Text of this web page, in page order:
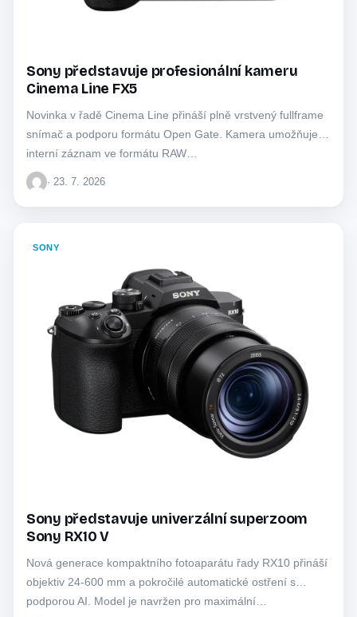
Sony představuje profesionální kameru
Cinema Line FX5
Novinka v řadě Cinema Line přináší plně vrstvený fullframe
snímač a podporu formátu Open Gate. Kamera umožňuje
interní záznam ve formátu RAW…
· 23. 7. 2026
SONY
Sony představuje univerzální superzoom
Sony RX10 V
Nová generace kompaktního fotoaparátu řady RX10 přináší
objektiv 24-600 mm a pokročilé automatické ostření s
podporou AI. Model je navržen pro maximální…